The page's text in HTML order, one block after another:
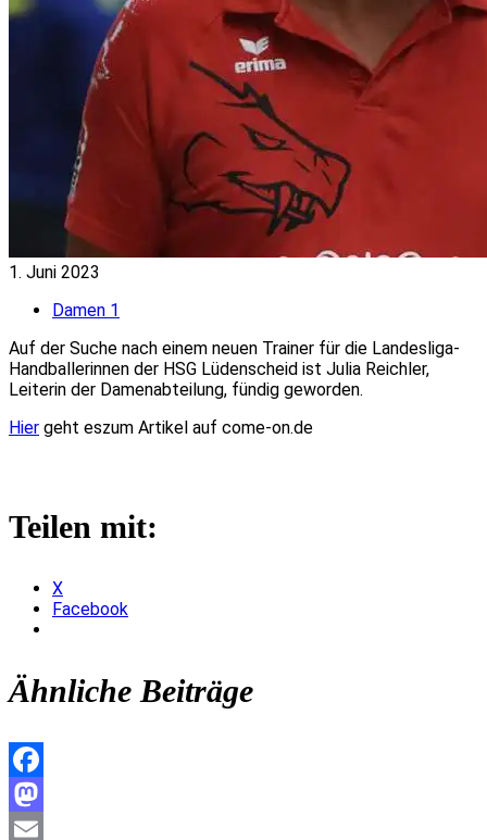
1. Juni 2023
Damen 1
Auf der Suche nach einem neuen Trainer für die Landesliga-
Handballerinnen der HSG Lüdenscheid ist Julia Reichler,
Leiterin der Damenabteilung, fündig geworden.
Hier geht eszum Artikel auf come-on.de
Teilen mit:
X
Facebook
Ähnliche Beiträge
Facebook
Mastodon